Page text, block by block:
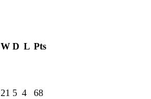
W D L Pts
21 5 4 68